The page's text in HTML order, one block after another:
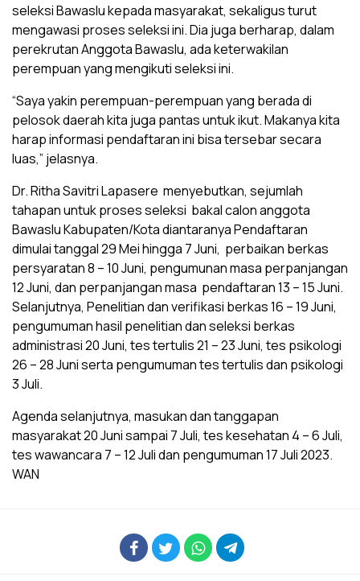
seleksi Bawaslu kepada masyarakat, sekaligus turut
mengawasi proses seleksi ini. Dia juga berharap, dalam
perekrutan Anggota Bawaslu, ada keterwakilan
perempuan yang mengikuti seleksi ini.
“Saya yakin perempuan-perempuan yang berada di
pelosok daerah kita juga pantas untuk ikut. Makanya kita
harap informasi pendaftaran ini bisa tersebar secara
luas,” jelasnya.
Dr. Ritha Savitri Lapasere menyebutkan, sejumlah
tahapan untuk proses seleksi bakal calon anggota
Bawaslu Kabupaten/Kota diantaranya Pendaftaran
dimulai tanggal 29 Mei hingga 7 Juni, perbaikan berkas
persyaratan 8 – 10 Juni, pengumunan masa perpanjangan
12 Juni, dan perpanjangan masa pendaftaran 13 – 15 Juni.
Selanjutnya, Penelitian dan verifikasi berkas 16 – 19 Juni,
pengumuman hasil penelitian dan seleksi berkas
administrasi 20 Juni, tes tertulis 21 – 23 Juni, tes psikologi
26 – 28 Juni serta pengumuman tes tertulis dan psikologi
3 Juli.
Agenda selanjutnya, masukan dan tanggapan
masyarakat 20 Juni sampai 7 Juli, tes kesehatan 4 – 6 Juli,
tes wawancara 7 – 12 Juli dan pengumuman 17 Juli 2023.
WAN